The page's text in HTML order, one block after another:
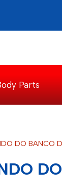
Parts
DO BANCO